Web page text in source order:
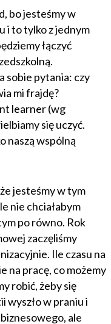
bo jesteśmy w
i to tylko z jednym
łączyć
sobie pytania: czy
mi frajdę?
learner (wg
się uczyć.
naszą wspólną
jesteśmy w tym
nie chciałabym
po równo. Rok
zaczęliśmy
Ile czasu na
na pracę, co możemy
robić, żeby się
wyszło w praniu i
ale